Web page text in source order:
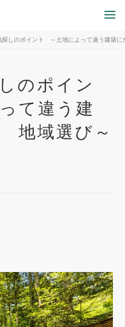
探しのポイント ～土地によって違う建築
のポイン
て違う建
地域選び～